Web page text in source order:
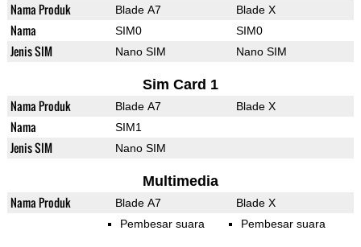
Nama Produk Blade A7 Blade X
Nama SIM0 SIM0
Jenis SIM Nano SIM Nano SIM
Sim Card 1
Nama Produk Blade A7 Blade X
Nama SIM1
Jenis SIM Nano SIM
Multimedia
Nama Produk Blade A7 Blade X
Pembesar suara Pembesar suara